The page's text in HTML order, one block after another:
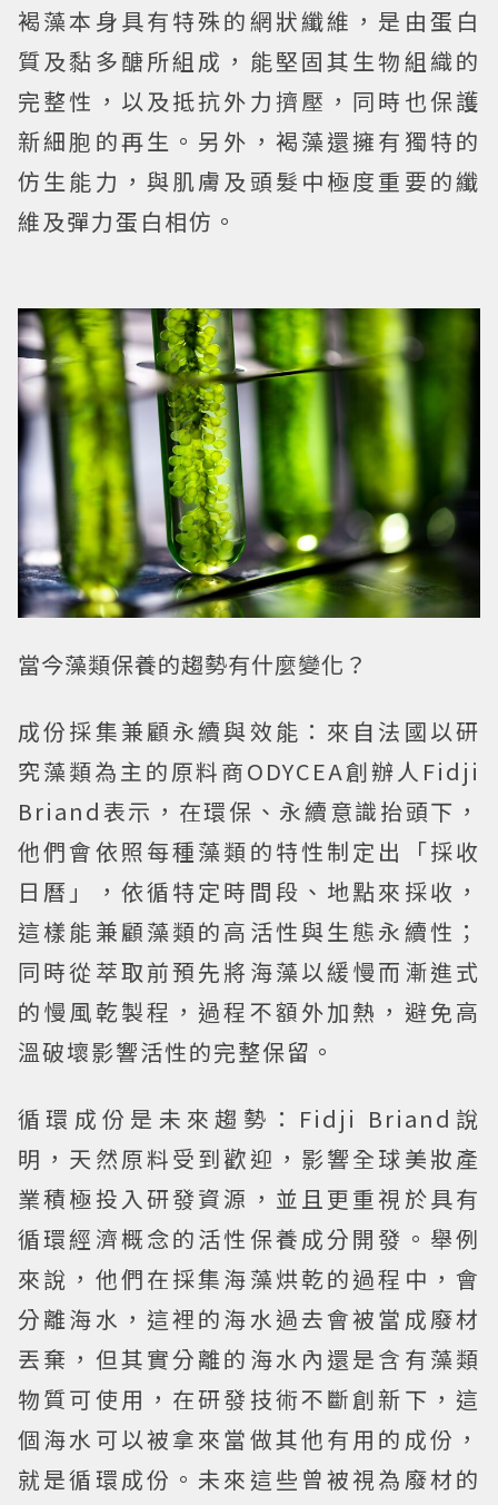
褐藻本身具有特殊的網狀纖維，是由蛋白
質及黏多醣所組成，能堅固其生物組織的
完整性，以及抵抗外力擠壓，同時也保護
新細胞的再生。另外，褐藻還擁有獨特的
仿生能力，與肌膚及頭髮中極度重要的纖
維及彈力蛋白相仿。
當今藻類保養的趨勢有什麼變化？
成份採集兼顧永續與效能： 來自法國以研
究藻類為主的原料商ODYCEA創辦人Fidji
Briand表示，在環保、永續意識抬頭下，
他們會依照每種藻類的特性制定出「採收
日曆」，依循特定時間段、地點來採收，
這樣能兼顧藻類的高活性與生態永續性；
同時從萃取前預先將海藻以緩慢而漸進式
的慢風乾製程，過程不額外加熱，避免高
溫破壞影響活性的完整保留。
循環成份是未來趨勢： Fidji Briand說
明，天然原料受到歡迎，影響全球美妝產
業積極投入研發資源，並且更重視於具有
循環經濟概念的活性保養成分開發。舉例
來說，他們在採集海藻烘乾的過程中，會
分離海水，這裡的海水過去會被當成廢材
丟棄，但其實分離的海水內還是含有藻類
物質可使用，在研發技術不斷創新下，這
個海水可以被拿來當做其他有用的成份，
就是循環成份。未來這些曾被視為廢材的